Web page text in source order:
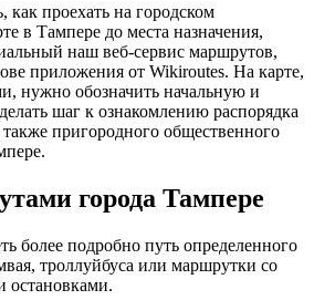
как проехать на городском
в Тампере до места назначения,
наш веб-сервис маршрутов,
приложения от Wikiroutes. На карте,
нужно обозначить начальную и
шаг к ознакомлению распорядка
пригородного общественного
города Тампере
более подробно путь определенного
троллуйбуса или маршрутки со
остановками.